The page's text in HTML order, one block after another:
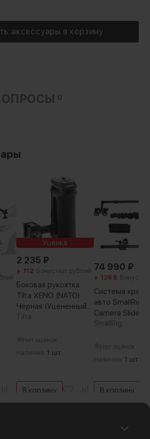
аксессуары в корзину
0
Уценка
2 235 ₽
+ 112 Бонусных рублей
Боковая рукоятка
Tilta XENO (NATO)
Чёрная (Уцененный
кат.Б)
Tilta
Нет оценок
Наличие: 1 шт.
В корзину
74 990 ₽
+ 1268
Система
авто SmallRig
Camera Slider
Kit
SmallRig
Нет оценок
Наличие: 1 шт.
В корзину